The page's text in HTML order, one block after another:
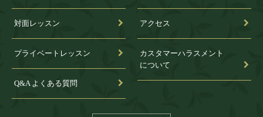
対面レッスン
プライベートレッスン
Q&A よくある質問
アクセス
カスタマーハラスメント
について